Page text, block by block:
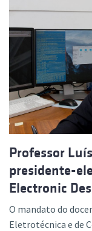
Professor
presidente-
Electronic
O mandato do
Eletrotécnica e de